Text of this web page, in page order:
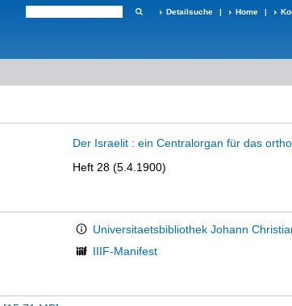
Detailsuche | Home |
Der Israelit : ein Centralorgan für das
Heft 28 (5.4.1900)
Universitaetsbibliothek Johann
IIIF-Manifest